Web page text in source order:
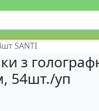
SANTI
з
54шт./уп